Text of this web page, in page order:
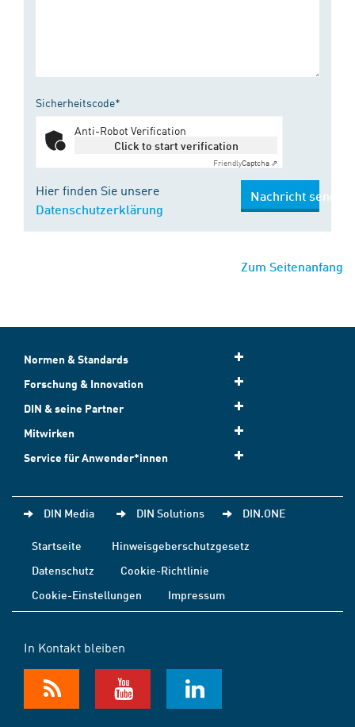
Sicherheitscode*
Anti-Robot Verification
Click to start verification
FriendlyCaptcha ⇗
Hier finden Sie unsere
Datenschutzerklärung
Nachricht senden
Zum Seitenanfang
Normen & Standards
Forschung & Innovation
DIN & seine Partner
Mitwirken
Service für Anwender*innen
DIN Media DIN Solutions DIN.ONE
Startseite
Hinweisgeberschutzgesetz
Datenschutz
Cookie-Richtlinie
Cookie-Einstellungen
Impressum
In Kontakt bleiben